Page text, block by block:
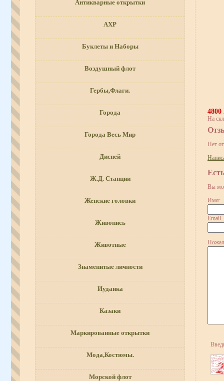
Антикварные открытки
АХР
Буклеты и Наборы
Воздушный флот
Гербы,Флаги.
Города
Города Весь Мир
Дисней
Ж.Д. Станции
Женские головки
Живопись
Животные
Знаменитые личности
Иудаика
Казаки
Маркированные открытки
Мода,Костюмы.
Морской флот
На
Нет
Вы
Имя:
Email